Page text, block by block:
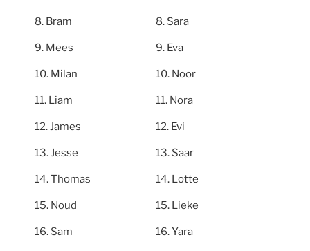
Bram
Mees
Milan
Liam
James
Jesse
Thomas
Noud
Sam
Sara
Eva
Noor
Nora
Evi
Saar
Lotte
Lieke
Yara